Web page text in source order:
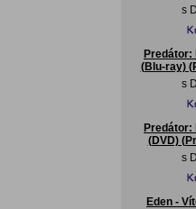
s
Predátor:
(Blu-ray)
s
Predátor:
(DVD)
s
Eden -